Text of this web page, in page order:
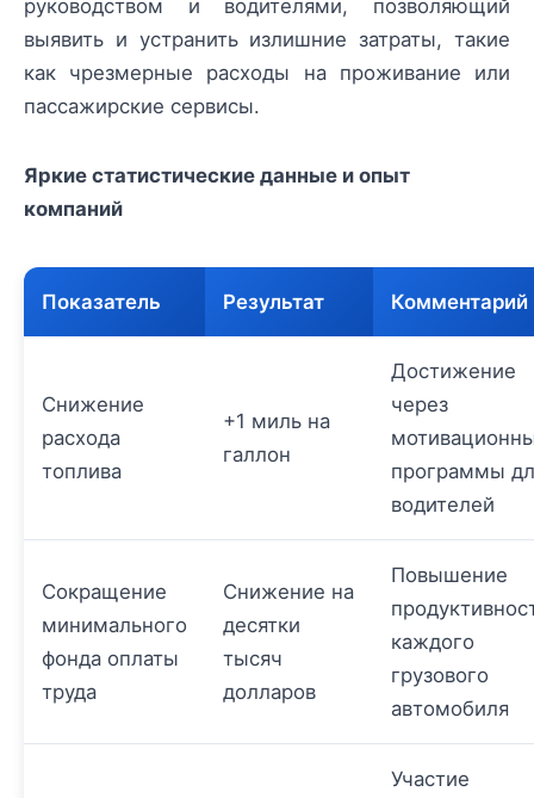
руководством и водителями, позволяющий
выявить и устранить излишние затраты, такие
как чрезмерные расходы на проживание или
пассажирские сервисы.
Яркие статистические данные и опыт
компаний
Показатель Результат Комментарий
Снижение
расхода
топлива
+1 миль на
галлон
Достижение
через
программы
водителей
Сокращение
минимального
фонда оплаты
труда
Снижение на
десятки
тысяч
долларов
Повышение
каждого
грузового
автомобиля
Участие